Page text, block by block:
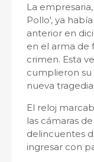
La
Pollo', ya
anterior en
en el arma de
crimen. Esta
cumplieron su
nueva
El reloj
las cámaras
delincuentes
ingresar con